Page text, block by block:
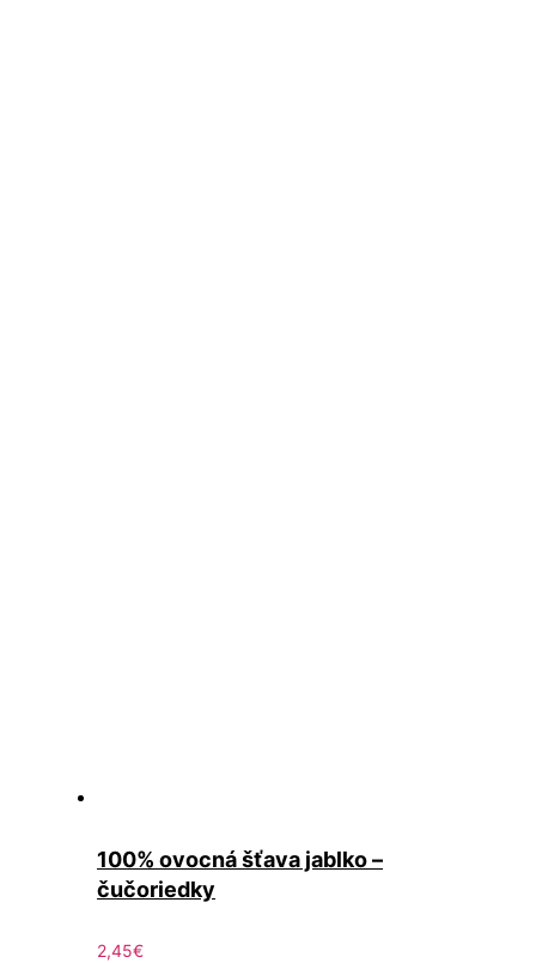
100% ovocná šťava jablko –
čučoriedky
2,45€